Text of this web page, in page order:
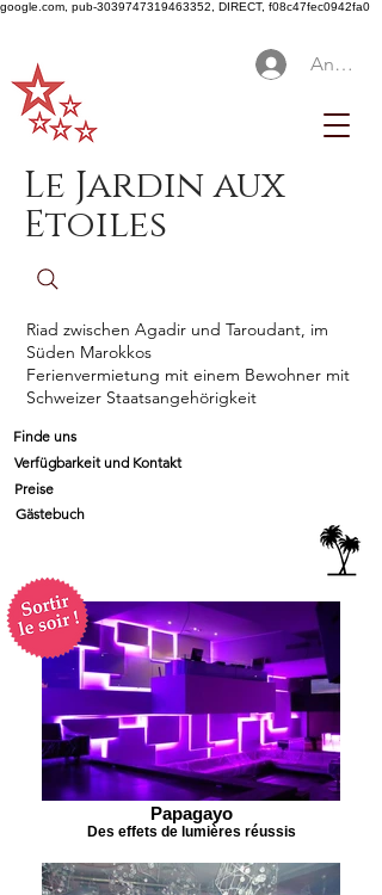
google.com, pub-3039747319463352, DIRECT, f08c47fec0942fa0
Le Jardin aux
Etoiles
Riad zwischen Agadir und Taroudant, im
Süden Marokkos
Ferienvermietung mit einem Bewohner mit
Schweizer Staatsangehörigkeit
Finde uns
Verfügbarkeit und Kontakt
Preise
Gästebuch
Papagayo
Des effets de lumières réussis